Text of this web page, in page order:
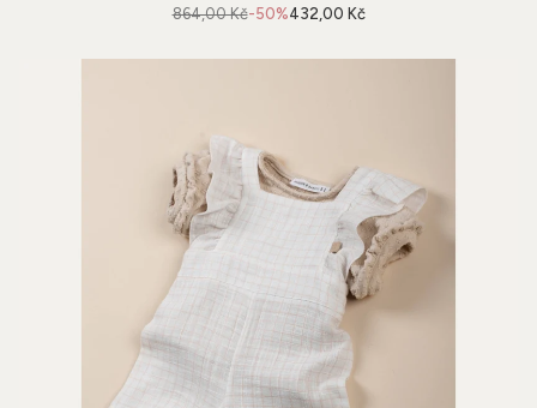
-50%
864,00 Kč 432,00 Kč